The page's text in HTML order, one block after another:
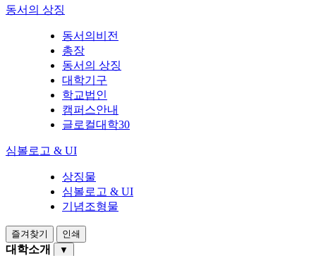
동서의 상징
동서의비전
총장
동서의 상징
대학기구
학교법인
캠퍼스안내
글로컬대학30
심볼로고 & UI
상징물
심볼로고 & UI
기념조형물
즐겨찾기 인쇄
대학소개 ▼